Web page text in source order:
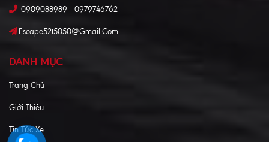
0909088989 - 0979746762
Escape52t5050@gmail.com
DANH MỤC
Trang Chủ
Giới Thiệu
Tin Tức Xe